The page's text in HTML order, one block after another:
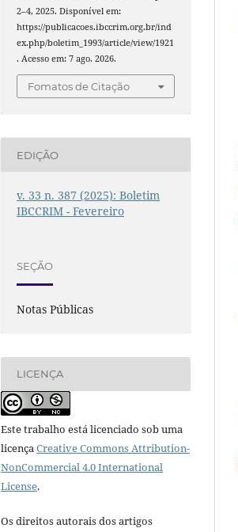
2–4, 2025. Disponível em:
https://publicacoes.ibccrim.org.br/ind
ex.php/boletim_1993/article/view/1921
. Acesso em: 7 ago. 2026.
Fomatos de Citação
EDIÇÃO
v. 33 n. 387 (2025): Boletim
IBCCRIM - Fevereiro
SEÇÃO
Notas Públicas
LICENÇA
Este trabalho está licenciado sob uma
licençaCreative Commons Attribution-
NonCommercial 4.0 International
License.
Os direitos autorais dos artigos